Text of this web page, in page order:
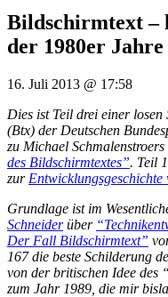
Bildschirmtext –
der 1980er Jahre
16. Juli 2013 @ 17:58
Dies ist Teil drei einer
(Btx) der Deutschen
zu Michael
des Bildschirmtextes”. Teil
zur Entwicklungsgeschichte
Grundlage ist im
Schneiderüber
Der Fall Bildschirmtext”
167 die beste Schilderung
von der britischen Idee des
zum Jahr 1989, die mir